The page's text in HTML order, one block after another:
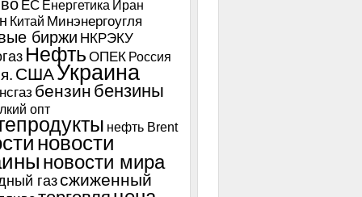
ЕС Енергетика Иран
Китай Минэнергоугля
биржи НКРЭКУ
Нефть ОПЕК Россия
СШАУкраина
бензин бензины
опт
нефть Brent
новости
новости мира
газсжиженный